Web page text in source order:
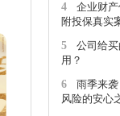
4
企业财
附投保真实
5
公司给
用？
6
雨季来
风险的安心